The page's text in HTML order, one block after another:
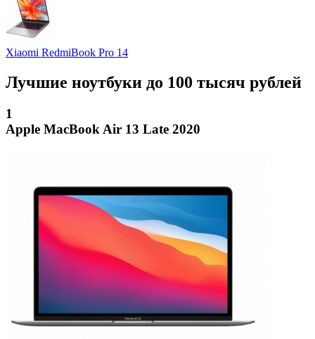
Xiaomi RedmiBook Pro 14
Лучшие ноутбуки до 100 тысяч рублей
1
Apple MacBook Air 13 Late 2020